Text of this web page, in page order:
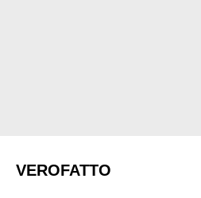
VEROFATTO